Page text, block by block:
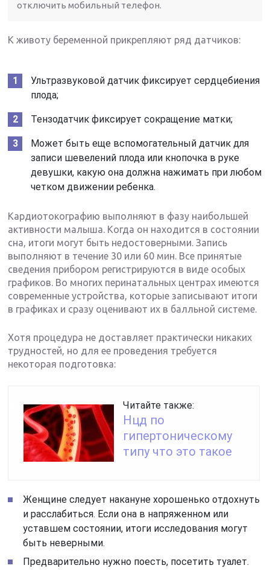
отключить мобильный телефон.
К животу беременной прикрепляют ряд датчиков:
Ультразвуковой датчик фиксирует сердцебиения
плода;
Тензодатчик фиксирует сокращение матки;
Может быть еще вспомогательный датчик для
записи шевелений плода или кнопочка в руке
девушки, какую она должна нажимать при любом
четком движении ребенка.
Кардиотокографию выполняют в фазу наибольшей
активности малыша. Когда он находится в состоянии
сна, итоги могут быть недостоверными. Запись
выполняют в течение 30 или 60 мин. Все принятые
сведения прибором регистрируются в виде особых
графиков. Во многих перинатальных центрах имеются
современные устройства, которые записывают итоги
в графиках и сразу оценивают их в балльной системе.
Хотя процедура не доставляет практически никаких
трудностей, но для ее проведения требуется
некоторая подготовка:
Читайте также:
Нцд по
гипертоническому
типу что это такое
Женщине следует накануне хорошенько отдохнуть
и расслабиться. Если она в напряженном или
уставшем состоянии, итоги исследования могут
быть неверными.
Предварительно нужно поесть, посетить туалет.